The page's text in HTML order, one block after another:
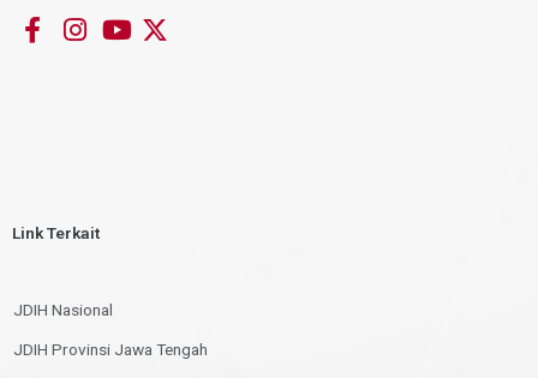
Link Terkait
JDIH Nasional
JDIH Provinsi Jawa Tengah